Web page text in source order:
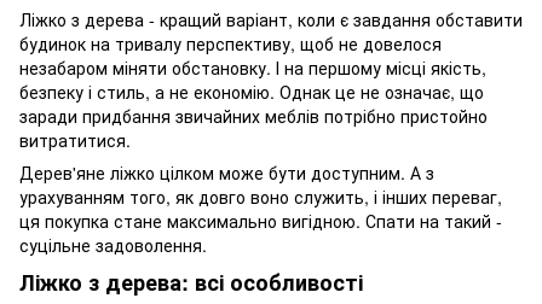
Ліжко з дерева - кращий варіант, коли є завдання обставити
будинок на тривалу перспективу, щоб не довелося
незабаром міняти обстановку. І на першому місці якість,
безпеку і стиль, а не економію. Однак це не означає, що
заради придбання звичайних меблів потрібно пристойно
витратитися.
Дерев'яне ліжко цілком може бути доступним. А з
урахуванням того, як довго воно служить, і інших переваг,
ця покупка стане максимально вигідною. Спати на такий -
суцільне задоволення.
Ліжко з дерева: всі особливості